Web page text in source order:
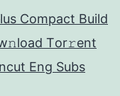
Compact Build
Tоr𝚛ent
Eng Subs